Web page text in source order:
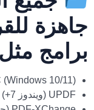
جاهزة
برامج
(Windows 10/11)
UPDF (ويندوز 7+)